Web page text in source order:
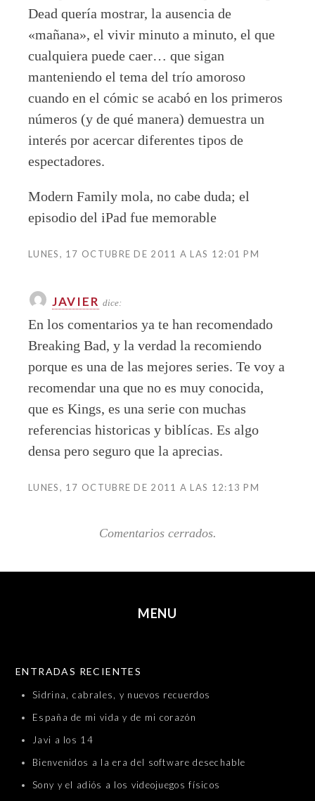
Dead quería mostrar, la ausencia de
«mañana», el vivir minuto a minuto, el que
cualquiera puede caer… que sigan
manteniendo el tema del trío amoroso
cuando en el cómic se acabó en los primeros
números (y de qué manera) demuestra un
interés por acercar diferentes tipos de
espectadores.
Modern Family mola, no cabe duda; el
episodio del iPad fue memorable
LUNES, 17 OCTUBRE DE 2011 A LAS 12:01 PM
JAVIER dice:
En los comentarios ya te han recomendado
Breaking Bad, y la verdad la recomiendo
porque es una de las mejores series. Te voy a
recomendar una que no es muy conocida,
que es Kings, es una serie con muchas
referencias historicas y biblícas. Es algo
densa pero seguro que la aprecias.
LUNES, 17 OCTUBRE DE 2011 A LAS 12:13 PM
Comentarios cerrados.
MENU
ENTRADAS RECIENTES
Sidrina, cabrales, y nuevos recuerdos
España de mi vida y de mi corazón
Javi a los 14
Bienvenidos a la era del software desechable
Sony y el adiós a los videojuegos físicos